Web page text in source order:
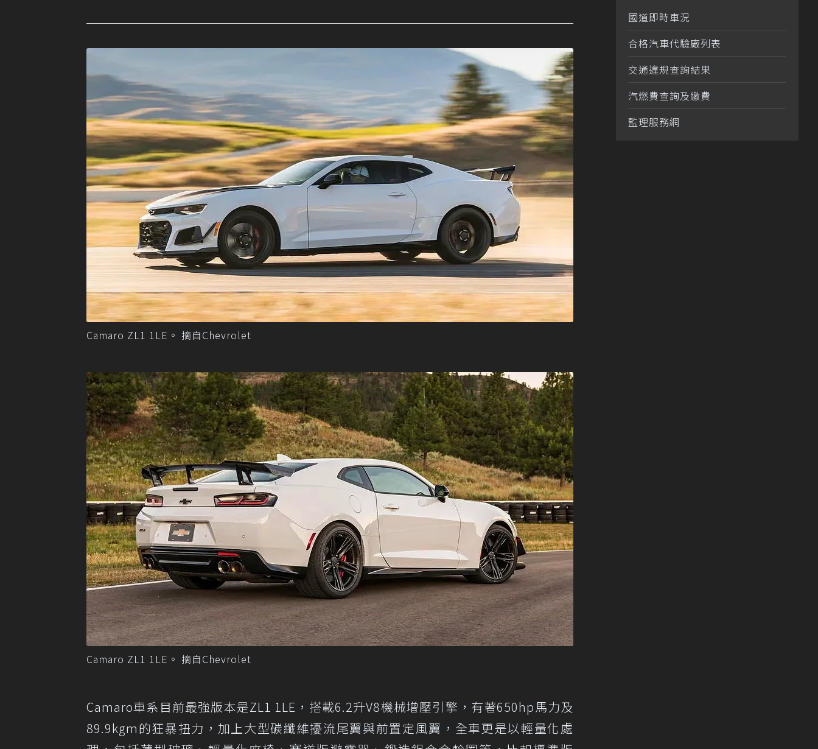
Camaro ZL1 1LE。 摘自Chevrolet
Camaro ZL1 1LE。 摘自Chevrolet
Camaro車系目前最強版本是ZL1 1LE，搭載6.2升V8機械增壓引擎，有著650hp馬力及
89.9kgm的狂暴扭力，加上大型碳纖維擾流尾翼與前置定風翼，全車更是以輕量化處
國道即時車況
合格汽車代驗廠列表
交通違規查詢結果
汽燃費查詢及繳費
監理服務網